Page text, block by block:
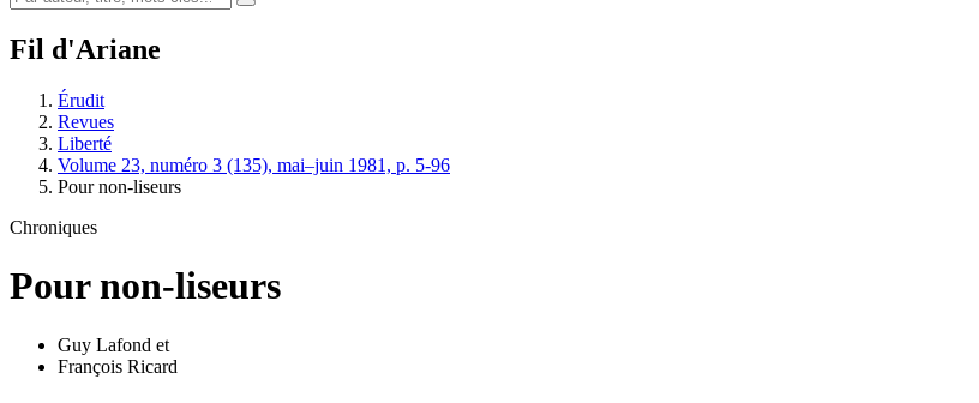
Fil d'Ariane
Érudit
Revues
Liberté
Volume 23, numéro 3 (135), mai–juin 1981, p. 5-96
Pour non-liseurs
Chroniques
Pour non-liseurs
Guy Lafond et
François Ricard